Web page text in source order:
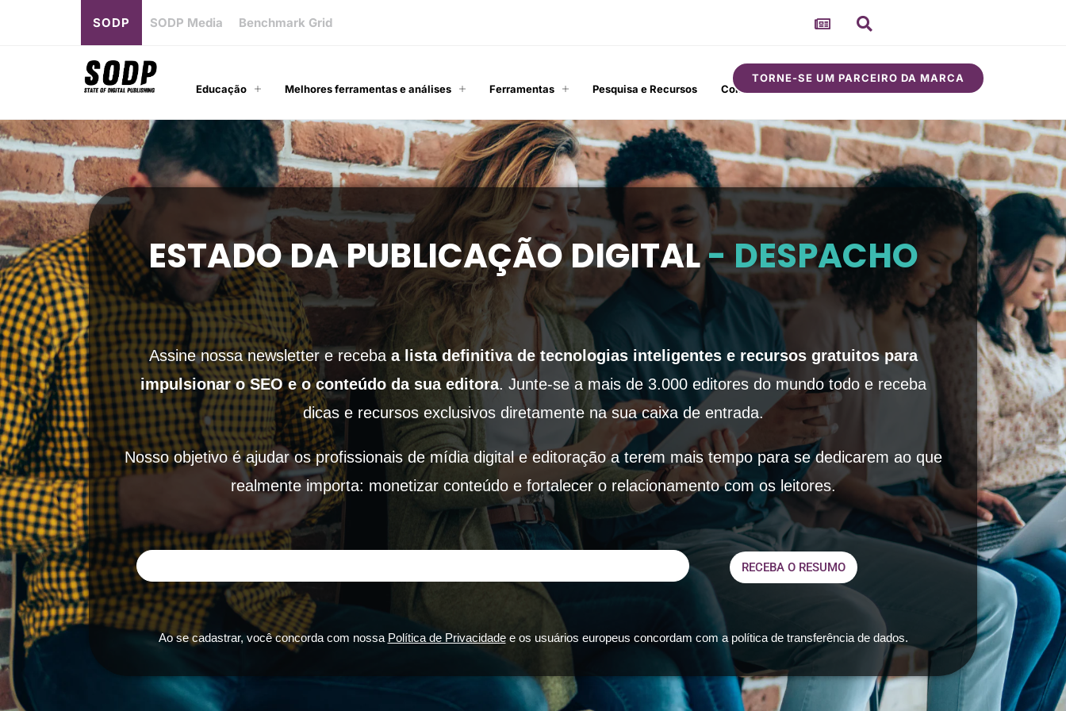
SODP SODP Media Benchmark Grid
Educação Melhores ferramentas e análises Ferramentas Pesquisa e Recursos Comunidade
TORNE-SE UM PARCEIRO DA MARCA
ESTADO DA PUBLICAÇÃO DIGITAL- DESPACHO
Assine nossa newsletter e receba a lista definitiva de tecnologias inteligentes e recursos gratuitos para
impulsionar o SEO e o conteúdo da sua editora. Junte-se a mais de 3.000 editores do mundo todo e receba
dicas e recursos exclusivos diretamente na sua caixa de entrada.
Nosso objetivo é ajudar os profissionais de mídia digital e editoração a terem mais tempo para se dedicarem ao que
realmente importa: monetizar conteúdo e fortalecer o relacionamento com os leitores.
RECEBA O RESUMO
Ao se cadastrar, você concorda com nossa Política de Privacidade e os usuários europeus concordam com a política de transferência de dados.